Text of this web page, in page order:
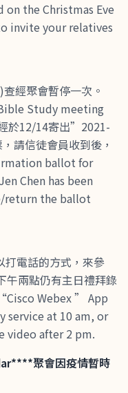
the Christmas Eve
invite your relatives
經聚會暫停一次。
Study meeting
於12/14寄出”2021-
請信徒會員收到後，
ballot for
Chen has been
return the ballot
打電話的方式，來參
午兩點仍有主日禮拜錄
Webex ” App
service at 10 am, or
video after 2 pm.
聚會因疫情暫時